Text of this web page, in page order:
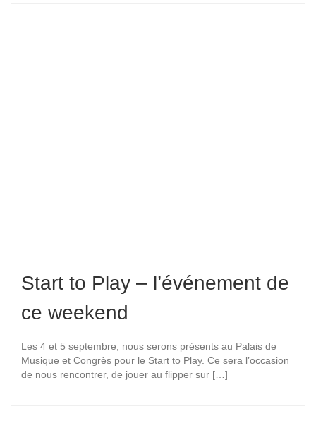
Start to Play – l’événement de
ce weekend
Les 4 et 5 septembre, nous serons présents au Palais de
Musique et Congrès pour le Start to Play. Ce sera l’occasion
de nous rencontrer, de jouer au flipper sur […]